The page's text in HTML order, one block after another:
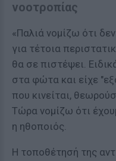
νοοτροπίας
«Παλιά νομίζω ότι
για τέτοια
θα σε πιστέψει.
στα φώτα και είχε
που κινείται,
Τώρα νομίζω ότι
η ηθοποιός.
Η τοποθέτησή της